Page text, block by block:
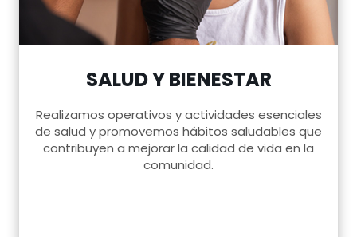
SALUD Y BIENESTAR
Realizamos operativos y actividades esenciales
de salud y promovemos hábitos saludables que
contribuyen a mejorar la calidad de vida en la
comunidad.